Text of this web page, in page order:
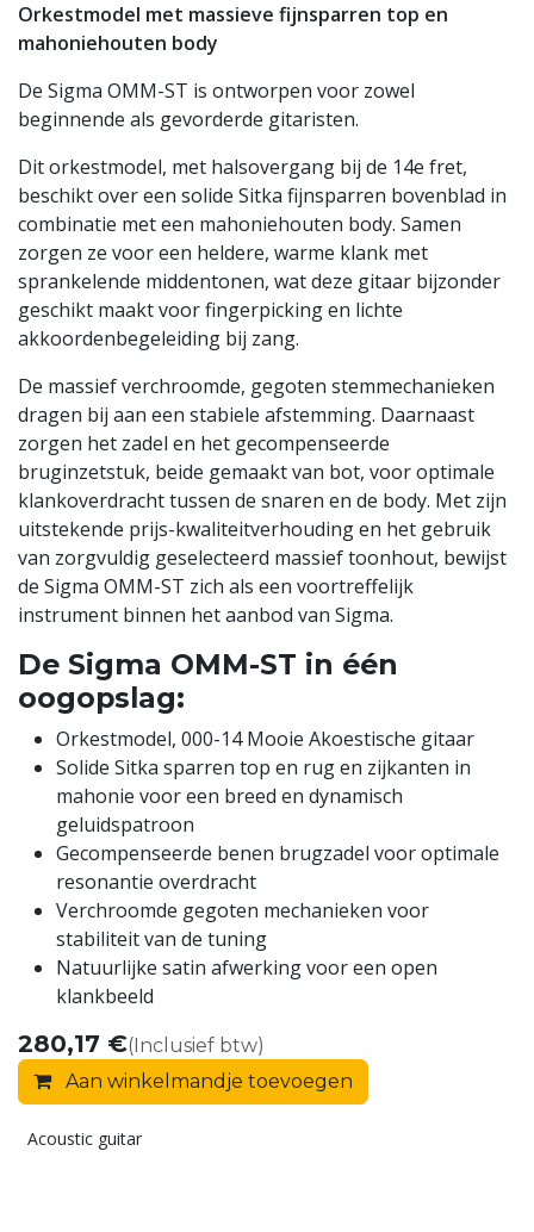
Orkestmodel met massieve fijnsparren top en
mahoniehouten body
De Sigma OMM-ST is ontworpen voor zowel
beginnende als gevorderde gitaristen.
Dit orkestmodel, met halsovergang bij de 14e fret,
beschikt over een solide Sitka fijnsparren bovenblad in
combinatie met een mahoniehouten body. Samen
zorgen ze voor een heldere, warme klank met
sprankelende middentonen, wat deze gitaar bijzonder
geschikt maakt voor fingerpicking en lichte
akkoordenbegeleiding bij zang.
De massief verchroomde, gegoten stemmechanieken
dragen bij aan een stabiele afstemming. Daarnaast
zorgen het zadel en het gecompenseerde
bruginzetstuk, beide gemaakt van bot, voor optimale
klankoverdracht tussen de snaren en de body. Met zijn
uitstekende prijs-kwaliteitverhouding en het gebruik
van zorgvuldig geselecteerd massief toonhout, bewijst
de Sigma OMM-ST zich als een voortreffelijk
instrument binnen het aanbod van Sigma.
De Sigma OMM-ST in één
oogopslag:
Orkestmodel, 000-14 Mooie Akoestische gitaar
Solide Sitka sparren top en rug en zijkanten in
mahonie voor een breed en dynamisch
geluidspatroon
Gecompenseerde benen brugzadel voor optimale
resonantie overdracht
Verchroomde gegoten mechanieken voor
stabiliteit van de tuning
Natuurlijke satin afwerking voor een open
klankbeeld
280,17 €(Inclusief btw)
Aan winkelmandje toevoegen
Acoustic guitar